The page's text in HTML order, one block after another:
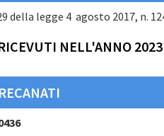
della legge 4 agosto 2017, n.
NELL'ANNO 2023